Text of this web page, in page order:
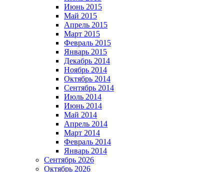
Июнь 2015
Май 2015
Апрель 2015
Март 2015
Февраль 2015
Январь 2015
Декабрь 2014
Ноябрь 2014
Октябрь 2014
Сентябрь 2014
Июль 2014
Июнь 2014
Май 2014
Апрель 2014
Март 2014
Февраль 2014
Январь 2014
Сентябрь 2026
Октябрь 2026